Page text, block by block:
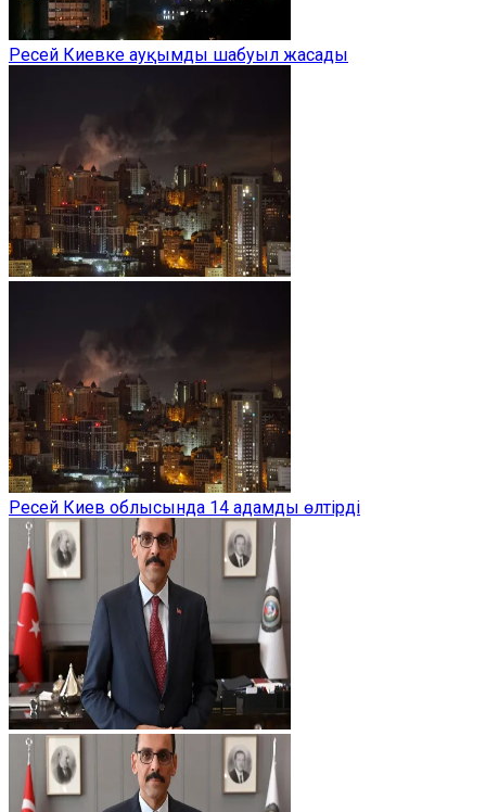
Ресей Киевке ауқымды шабуыл жасады
Ресей Киев облысында 14 адамды өлтірді